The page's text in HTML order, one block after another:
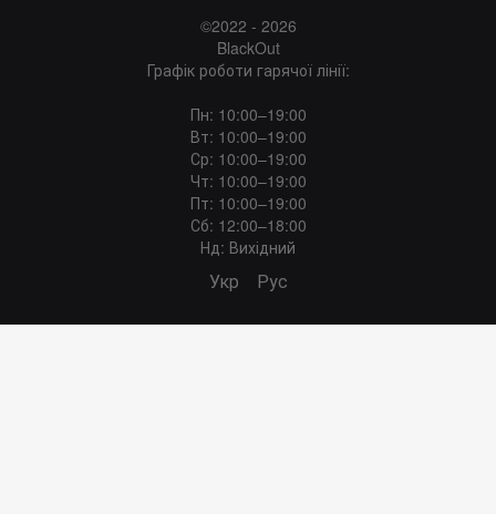
©2022 - 2026
BlackOut
Графік роботи гарячої лінії:
Пн: 10:00–19:00
Вт: 10:00–19:00
Ср: 10:00–19:00
Чт: 10:00–19:00
Пт: 10:00–19:00
Сб: 12:00–18:00
Нд: Вихідний
Укр Рус